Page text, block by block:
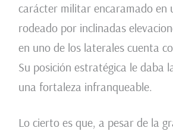
carácter militar encaramado en
rodeado por inclinadas
en uno de los laterales cuenta
Su posición estratégica le daba
una fortaleza infranqueable.
Lo cierto es que, a pesar de la